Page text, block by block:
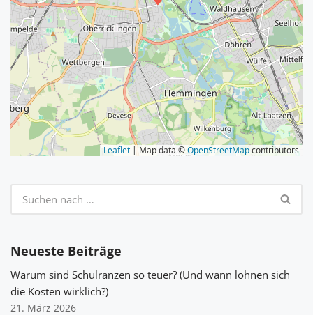
Leaflet | Map data ©OpenStreetMapcontributors
Neueste Beiträge
Warum sind Schulranzen so teuer? (Und wann lohnen sich
die Kosten wirklich?)
21. März 2026